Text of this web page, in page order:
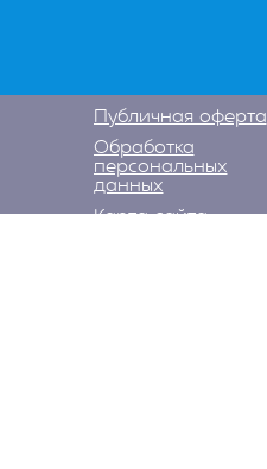
Публичная оферта
Обработка
персональных
данных
Карта сайта